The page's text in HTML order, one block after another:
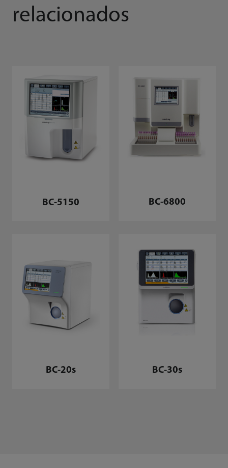
relacionados
BC-5150 BC-6800
BC-20s BC-30s